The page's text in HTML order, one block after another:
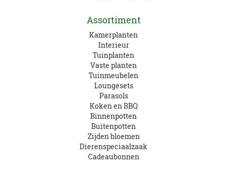
Assortiment
Kamerplanten
Interieur
Tuinplanten
Vaste planten
Tuinmeubelen
Loungesets
Parasols
Koken en BBQ
Binnenpotten
Buitenpotten
Zijden bloemen
Dierenspeciaalzaak
Cadeaubonnen